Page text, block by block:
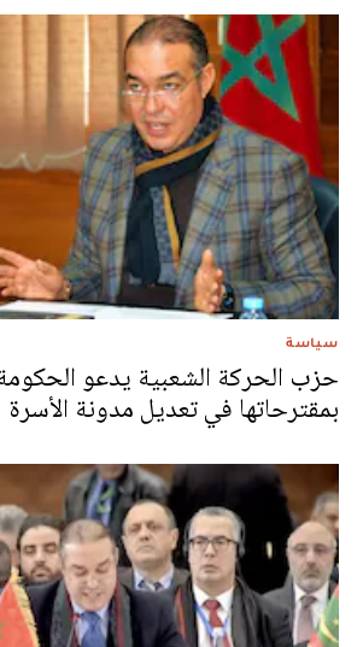
سياسة
حزب الحركة الشعبية يدعو
بمقترحاتها في تعديل مدونة الأسرة